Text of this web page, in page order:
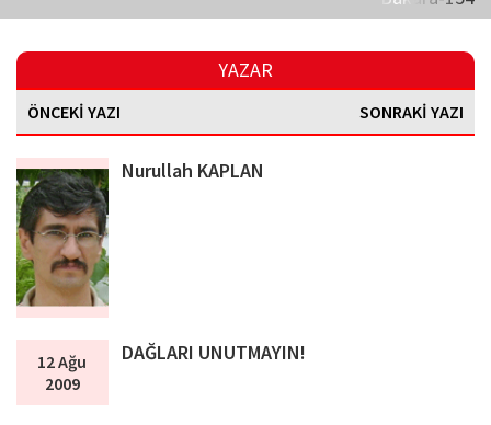
YAZAR
ÖNCEKİ YAZI SONRAKİ YAZI
Nurullah KAPLAN
12 Ağu
2009
DAĞLARI UNUTMAYIN!